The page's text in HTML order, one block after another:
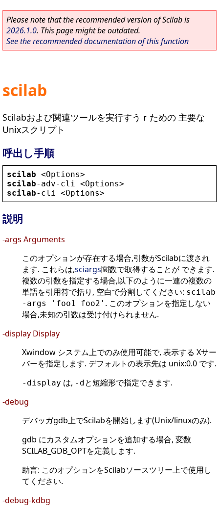
Please note that the recommended version of Scilab is
2026.1.0. This page might be outdated.
See the recommended documentation of this function
scilab
Scilabおよび関連ツールを実行すうｒための 主要な
Unixスクリプト
呼出し手順
scilab <Options
scilab- adv- cli <Options
scilab- cli <Options>
説明
-args Arguments
このオプションが存在する場合,引数がScilabに渡され
ます. これらは,sciargs関数で取得することが できます.
複数の引数を指定する場合,以下のように一連の複数の
単語を引用符で括り, 空白で分割してください: scilab
-args 'foo1 foo2' . このオプションを指定しない
場合,未知の引数は受け付けられません.
-display Display
Xwindow システム上でのみ使用可能で, 表示する Xサー
バーを指定します. デフォルトの表示先は unix:0.0 です.
-display は, -d と短縮形で指定できます.
-debug
デバッガgdb上でScilabを開始します(Unix/linuxのみ).
gdb にカスタムオプションを追加する場合, 変数
SCILAB_GDB_OPTを定義します.
助言: このオプションをScilabソースツリー上で使用し
てください.
-debug-kdbg